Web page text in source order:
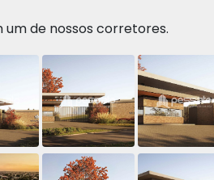
um de nossos corretores.